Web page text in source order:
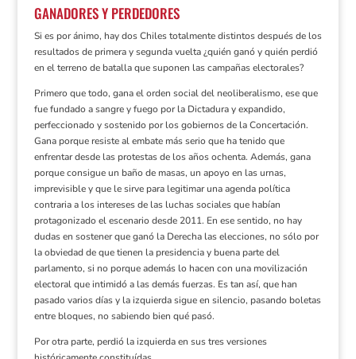
GANADORES Y PERDEDORES
Si es por ánimo, hay dosChilestotalmente distintosdespués delos
resultados de primera y segunda vuelta ¿quién ganó y quién perdió
en el terreno de batalla que suponen las campañas electorales?
Primero que todo, gana el orden social del neoliberalismo, ese que
fue fundado a sangre y fuego por la Dictadura y expandido,
perfeccionado y sostenido por los gobiernos de la Concertación.
Gana porque resiste al embate más serio que ha tenido que
enfrentar desde las protestas de losañosochenta. Además, gana
porque consigue un baño de masas, un apoyo en las urnas,
imprevisible y que le sirve para legitimar una agenda política
contraria a los intereses de las luchas sociales que habían
protagonizado el escenario desde 2011. En ese sentido, no hay
dudas en sostener que ganó la Derecha las elecciones, no sólo por
la obviedad de que tienen la presidencia y buena parte del
parlamento, si no porque además lo hacen con una movilización
electoral que intimidó a las demás fuerzas. Es tan así, que han
pasado varios días y la izquierda sigue en silencio, pasando boletas
entre bloques, no sabiendo bien qué pasó.
Por otra parte, perdió la izquierda en sus tres versiones